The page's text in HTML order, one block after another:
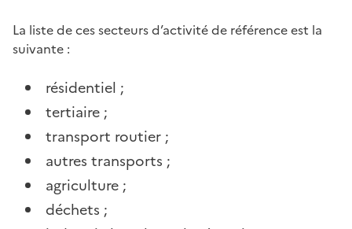
La liste de ces secteurs d’activité de référence est la
suivante :
résidentiel ;
tertiaire ;
transport routier ;
autres transports ;
agriculture ;
déchets ;